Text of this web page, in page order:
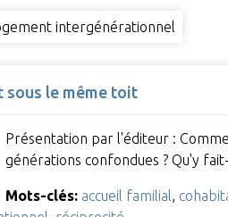
intergénérationnel
sous le même toit
Présentation par l'éditeur :
générations confondues ? Qu'y
Mots-clés: accueil familial